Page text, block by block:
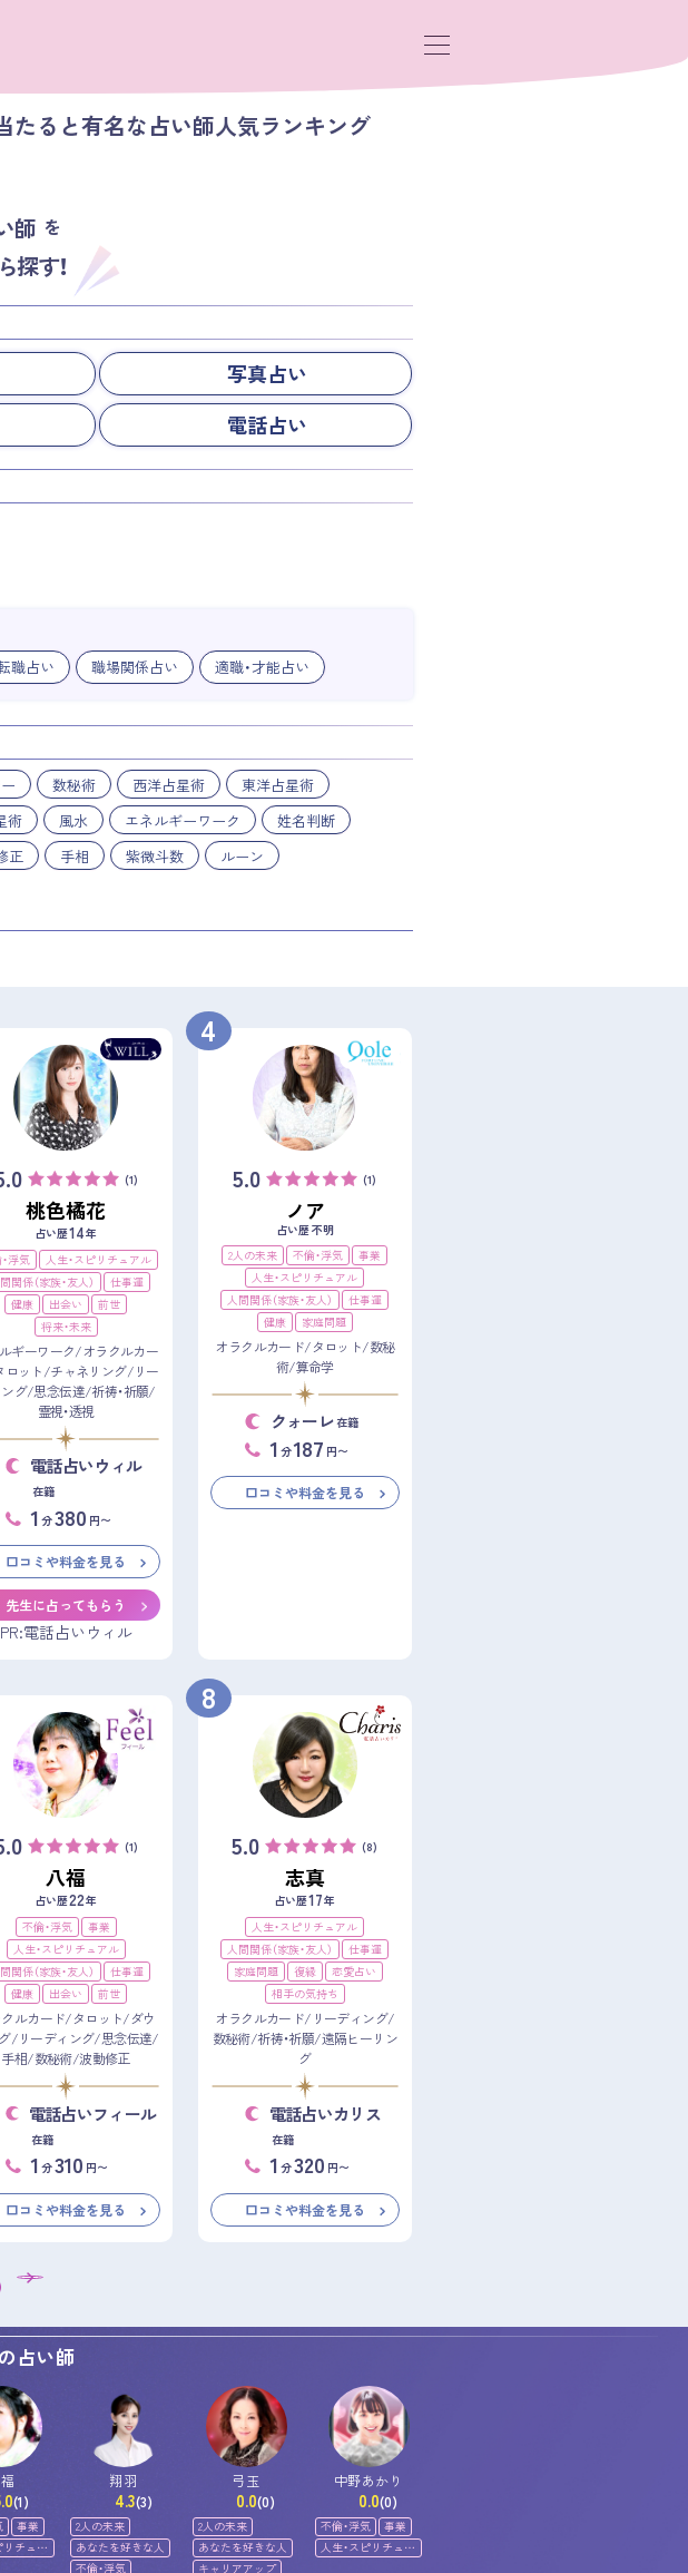
当たると有名な占い師人気ランキング
師 を
探す！
写真占い
電話占い
職占い 職場関係占い 適職・才能占い
数秘術 西洋占星術
東洋占星術
術 風水 エネルギーワーク
姓名判断
正 手相 紫微斗数
ルーン
(1)
桃色橘花
占い歴14年
浮気
人生・スピリチュアル
関係（家族・友人）
仕事運
健康
出会い
前世
将来・未来
ギーワーク/オラクルカー
ロット/チャネリング/リー
グ/思念伝達/祈祷・祈願/
霊視・透視
電話占いウィル
在籍
1 分380 円〜
口コミや料金を見る
先生に占ってもらう
PR:電話占いウィル
4
5.0 (1)
ノア
占い歴 不明
2人の未来
不倫・浮気
事業
人生・スピリチュアル
人間関係（家族・友人）
仕事運
健康
家庭問題
オラクルカード/タロット/数秘
術/算命学
クォーレ在籍
1 分187 円〜
口コミや料金を見る
(1)
八福
占い歴22年
不倫・浮気
事業
人生・スピリチュアル
関係（家族・友人）
仕事運
健康
出会い 前世
クルカード/タロット/ダウ
/リーディング/思念伝達/
手相/数秘術/波動修正
電話占いフィール
在籍
1 分310 円〜
口コミや料金を見る
8
5.0 (8)
志真
占い歴17年
人生・スピリチュアル
人間関係（家族・友人）
仕事運
家庭問題
復縁
恋愛占い
相手の気持ち
オラクルカード/リーディング/
数秘術/祈祷・祈願/遠隔ヒーリン
グ
電話占いカリス
在籍
1 分320 円〜
口コミや料金を見る
占い師
(1)
事業
リチュア
翔羽
4.3(3)
2人の未来
あなたを好きな人
不倫・浮気
弓玉
0.0(0)
2人の未来
あなたを好きな人
キャリアアップ
中野あかり
0.0(0)
不倫・浮気
事業
人生・スピリチュア
ル